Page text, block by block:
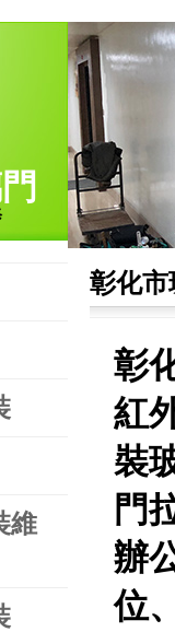
維
彰化
彰
紅
裝
門
辦
位